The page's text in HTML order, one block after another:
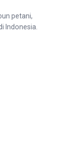
petani,
Indonesia.